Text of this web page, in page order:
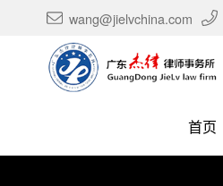
wang@jielvchina.com
首页